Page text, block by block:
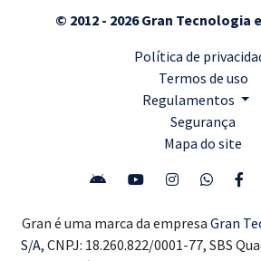
© 2012 - 2026 Gran Tecnologia
Política de
Termos de uso
Regulamentos
Segurança
Mapa do site
Gran é uma marca da empresa Gran
S/A, CNPJ: 18.260.822/0001-77, SBS